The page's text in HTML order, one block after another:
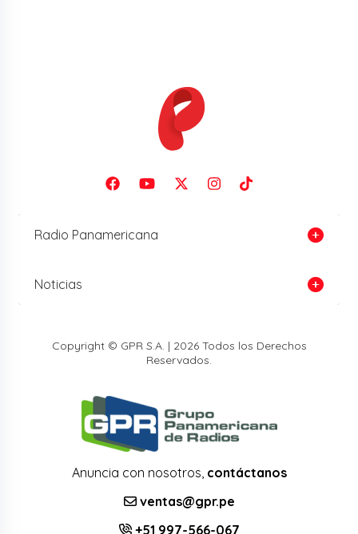
Radio Panamericana
Noticias
Copyright © GPR S.A. | 2026 Todos los Derechos
Reservados.
Anuncia con nosotros, contáctanos
ventas@gpr.pe
+51 997-566-067